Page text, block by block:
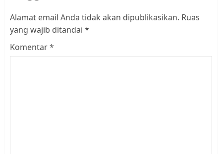
Alamat email Anda tidak akan dipublikasikan. Ruas
yang wajib ditandai *
Komentar*